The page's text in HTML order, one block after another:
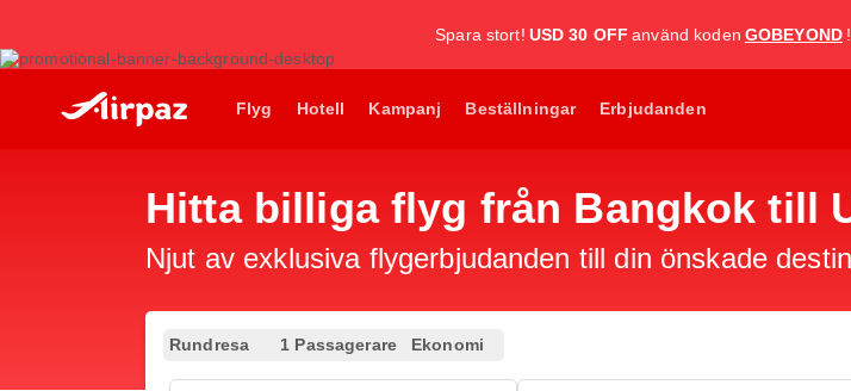
Spara stort! USD 30 OFF använd koden GOBEYOND
Flyg Hotell Kampanj Beställningar Erbjudanden
Hitta billiga flyg från Bangkok till
Njut av exklusiva flygerbjudanden till din önskade
Rundresa 1 Passagerare Ekonomi